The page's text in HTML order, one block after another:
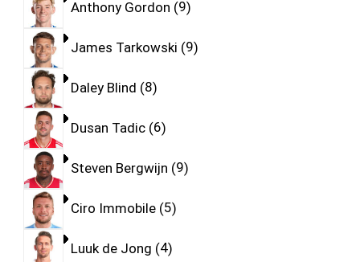
Anthony Gordon 9
James Tarkowski 9
Daley Blind 8
Dusan Tadic 6
Steven Bergwijn 9
Ciro Immobile 5
Luuk de Jong 4